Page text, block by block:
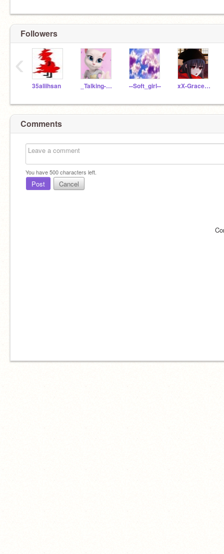
Followers
35aliihsan _Talking-Angela_ --Soft_girl-- xX-Grace-Xx
‹
Comments
You have500characters left.
Post Cancel